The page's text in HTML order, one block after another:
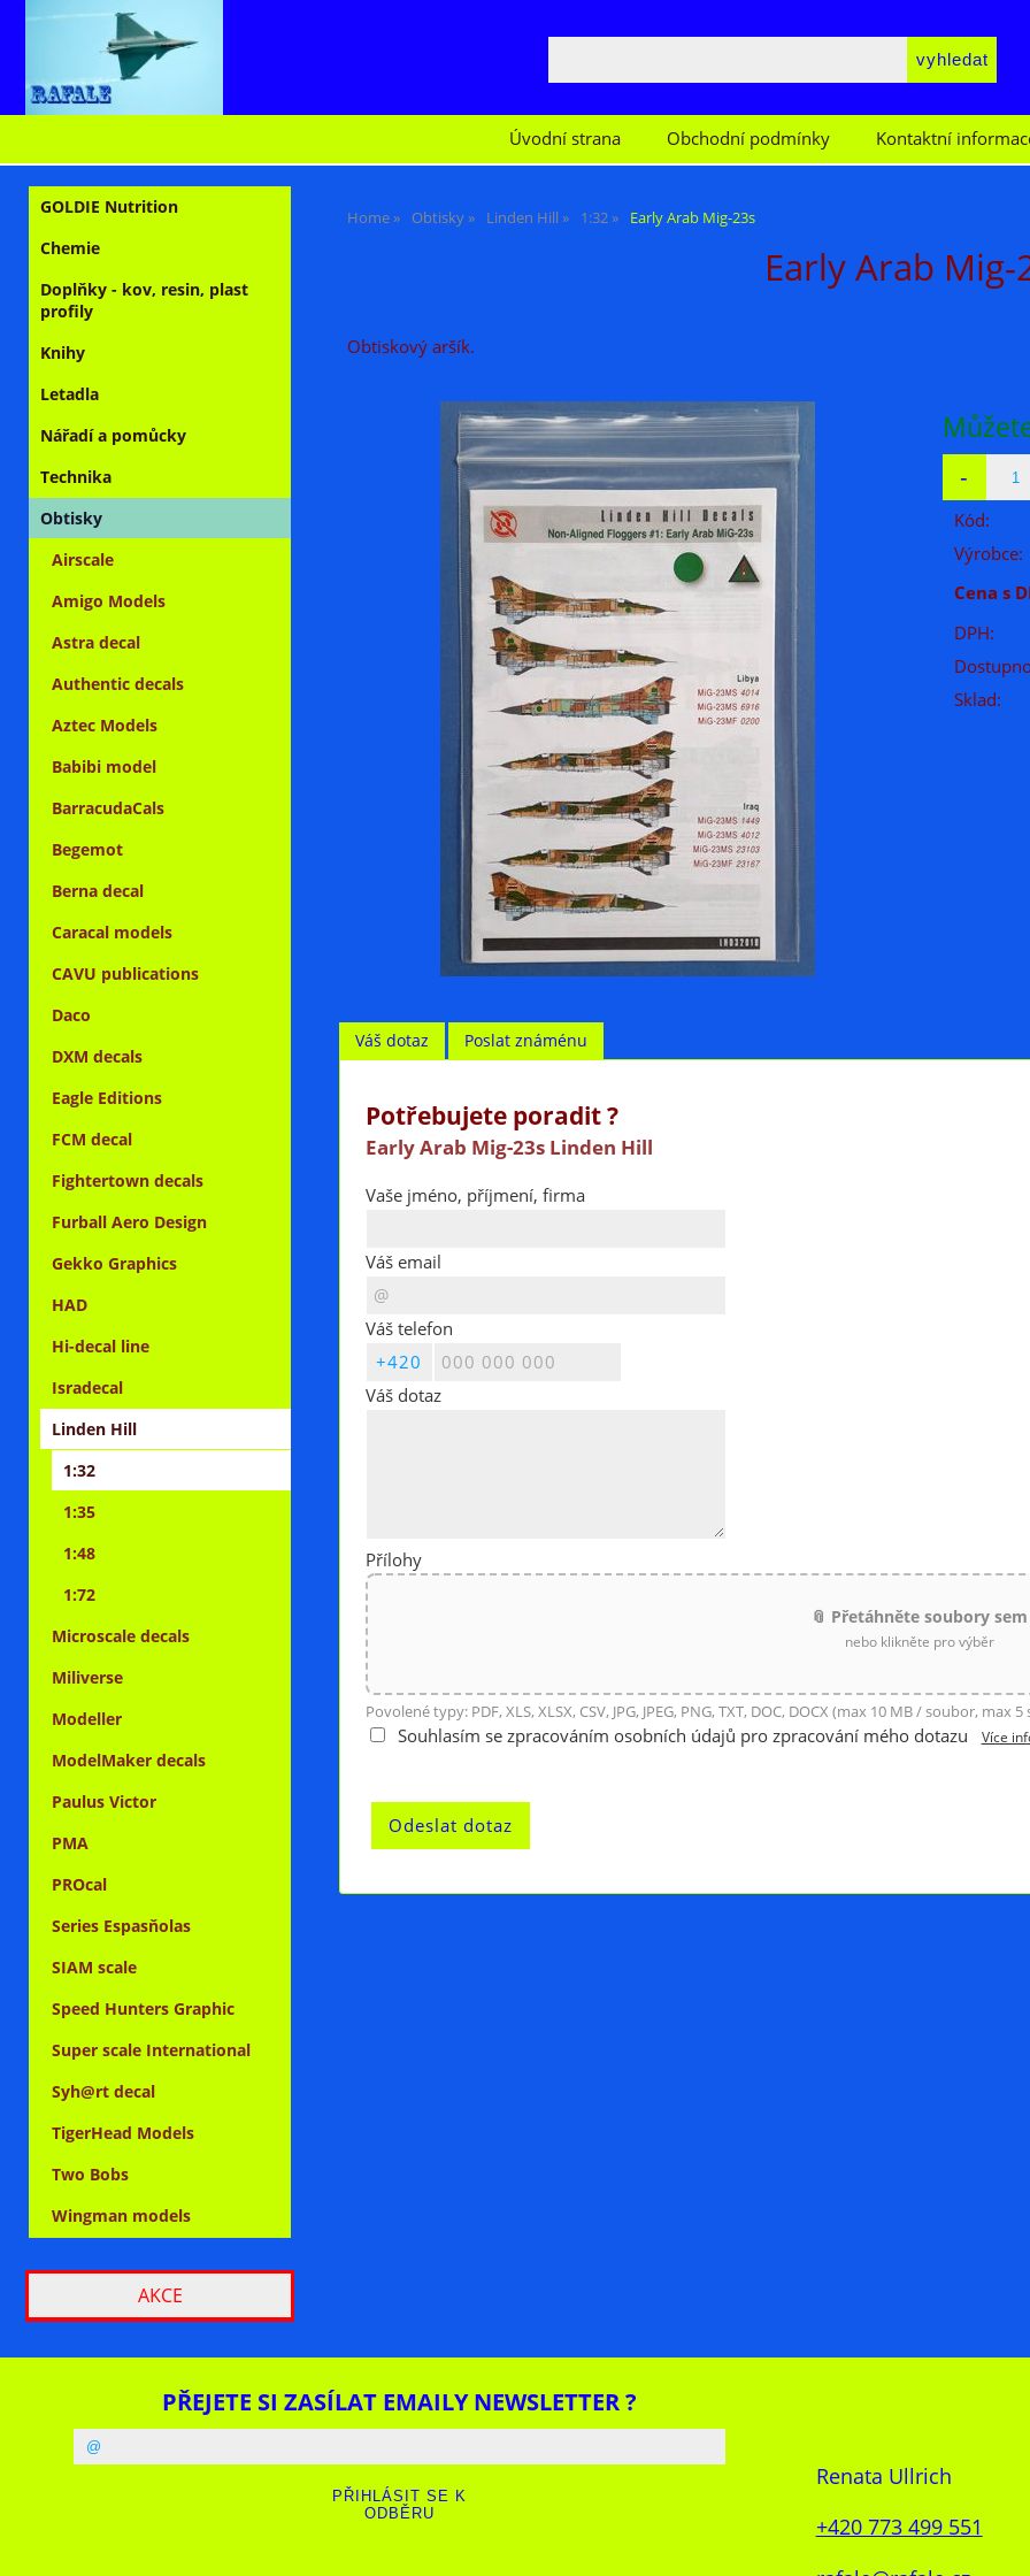
Úvodní strana Obchodní podmínky Kontaktní
Home Obtisky Linden Hill 1:32 Early Arab Mig-23s
Early Arab Mig-
Obtiskový aršík.
Kód:
Výrobce:
Cena s
DPH:
Sklad:
Váš dotaz Poslat známénu
Potřebujete poradit ?
Early Arab Mig-23s Linden Hill
Vaše jméno, příjmení, firma
Váš email
Váš telefon
Váš dotaz
Přílohy
📎 Přetáhněte soubory sem
nebo klikněte pro výběr
Povolené typy: PDF, XLS, XLSX, CSV, JPG, JPEG, PNG, TXT, DOC, DOCX (max 10 MB / soubor, max
Souhlasím se zpracováním osobních údajů pro zpracování mého dotazu Více
GOLDIE Nutrition
Chemie
Doplňky - kov, resin, plast
profily
Knihy
Letadla
Nářadí a pomůcky
Technika
Obtisky
Airscale
Amigo Models
Astra decal
Authentic decals
Aztec Models
Babibi model
BarracudaCals
Begemot
Berna decal
Caracal models
CAVU publications
Daco
DXM decals
Eagle Editions
FCM decal
Fightertown decals
Furball Aero Design
Gekko Graphics
HAD
Hi-decal line
Isradecal
Linden Hill
1:32
1:35
1:48
1:72
Microscale decals
Miliverse
Modeller
ModelMaker decals
Paulus Victor
PMA
PROcal
Series Espasňolas
SIAM scale
Speed Hunters Graphic
Super scale International
Syh@rt decal
TigerHead Models
Two Bobs
Wingman models
AKCE
PŘEJETE SI ZASÍLAT EMAILY NEWSLETTER ?
Renata Ullrich
+420 773 499 551